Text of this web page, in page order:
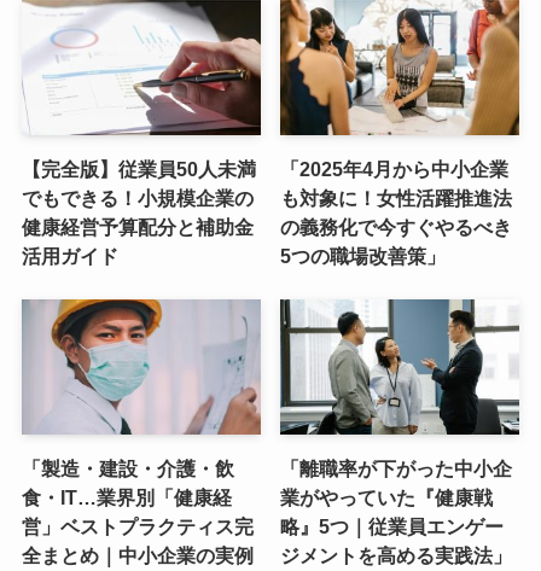
【完全版】従業員50人未満
でもできる！小規模企業の
健康経営予算配分と補助金
活用ガイド
「2025年4月から中小企業
も対象に！女性活躍推進法
の義務化で今すぐやるべき
5つの職場改善策」
「製造・建設・介護・飲
食・IT…業界別「健康経
営」ベストプラクティス完
全まとめ｜中小企業の実例
「離職率が下がった中小企
業がやっていた『健康戦
略』5つ｜従業員エンゲー
ジメントを高める実践法」